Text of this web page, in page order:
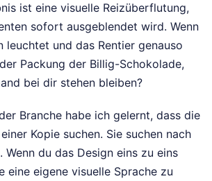
ist eine visuelle Reizüberflutung,
sofort ausgeblendet wird. Wenn
leuchtet und das Rentier genauso
Packung der Billig-Schokolade,
bei dir stehen bleiben?
Branche habe ich gelernt, dass die
Kopie suchen. Sie suchen nach
Wenn du das Design eins zu eins
eine eigene visuelle Sprache zu